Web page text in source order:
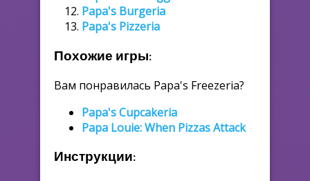
Papa's Burgeria
Papa's Pizzeria
Похожие игры:
Вам понравилась Papa's Freezeria?
Papa's Cupcakeria
Papa Louie: When Pizzas Attack
Инструкции: